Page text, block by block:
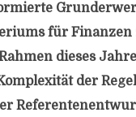
für Finanzen
dieses
der